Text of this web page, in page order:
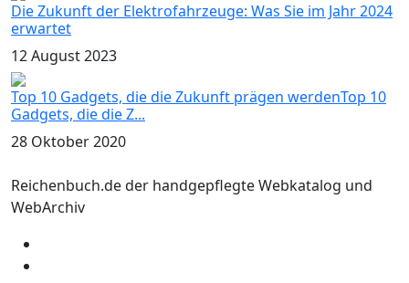
Die Zukunft der Elektrofahrzeuge: Was Sie im Jahr 2024
erwartet
12 August 2023
Top 10 Gadgets, die die Zukunft prägen werdenTop 10
Gadgets, die die Z...
28 Oktober 2020
Reichenbuch.de der handgepflegte Webkatalog und
WebArchiv